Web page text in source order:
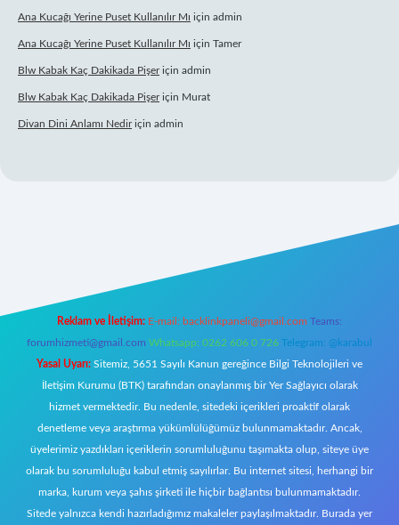
Ana Kucağı Yerine Puset Kullanılır Mı için admin
Ana Kucağı Yerine Puset Kullanılır Mı için Tamer
Blw Kabak Kaç Dakikada Pişeriçin admin
Blw Kabak Kaç Dakikada Pişeriçin Murat
Divan Dini Anlamı Nediriçin admin
Reklam ve İletişim: E-mail: backlinkpaneli@gmail.com Teams:
forumhizmeti@gmail.com Whatsapp: 0262 606 0 726 Telegram: @karabul
Yasal Uyarı: Sitemiz, 5651 Sayılı Kanun gereğince Bilgi Teknolojileri ve
İletişim Kurumu (BTK) tarafından onaylanmış bir Yer Sağlayıcı olarak
hizmet vermektedir. Bu nedenle, sitedeki içerikleri proaktif olarak
denetleme veya araştırma yükümlülüğümüz bulunmamaktadır. Ancak,
üyelerimiz yazdıkları içeriklerin sorumluluğunu taşımakta olup, siteye üye
olarak bu sorumluluğu kabul etmiş sayılırlar. Bu internet sitesi, herhangi bir
marka, kurum veya şahıs şirketi ile hiçbir bağlantısı bulunmamaktadır.
Sitede yalnızca kendi hazırladığımız makaleler paylaşılmaktadır. Burada yer